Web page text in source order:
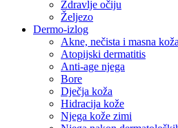
Zdravlje očiju
Željezo
Dermo-izlog
Akne, nečista i masna koža
Atopijski dermatitis
Anti-age njega
Bore
Dječja koža
Hidracija kože
Njega kože zimi